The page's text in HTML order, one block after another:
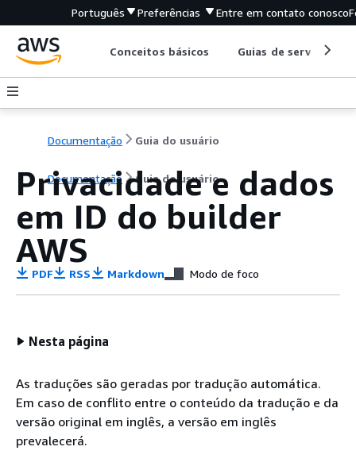
Português Preferências Entre em contato conosco
Conceitos básicos Guias de serviço
Documentação Guia do usuário
Documentação Guia do usuário
Privacidade e dados
em ID do builder
AWS
PDF RSS Markdown Modo de foco
Nesta página
As traduções são geradas por tradução automática.
Em caso de conflito entre o conteúdo da tradução e da
versão original em inglês, a versão em inglês
prevalecerá.